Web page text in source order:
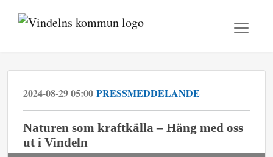
2024-08-29 05:00 PRESSMEDDELANDE
Naturen som kraftkälla – Häng med oss
ut i Vindeln